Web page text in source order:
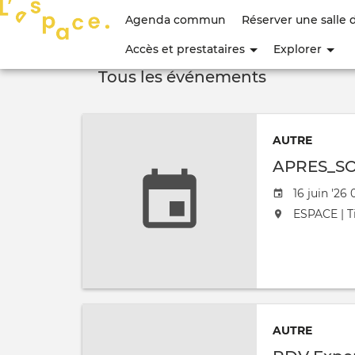
Menu
compte
Agenda commun Réserver une salle
Accès et prestataires Explorer
Tous les événements
AUTRE
Date de
16 juin '26
ESPACE |
AUTRE